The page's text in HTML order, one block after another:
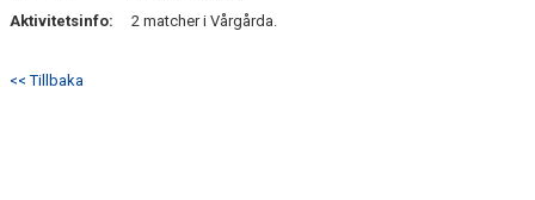
Aktivitetsinfo:
2 matcher i Vårgårda.
<< Tillbaka